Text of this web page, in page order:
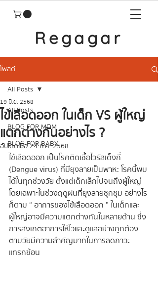
Regagar
โพสต์
All Posts
BLOG FOR MOM
BLOG FOR BABY
All Posts
ไข้เลือดออก ในเด็ก VS ผู้ใหญ่
แตกต่างกันอย่างไร ?
19 มิ.ย. 2568
อัปเดตเมื่อ24 ก.ค. 2568
ไข้เลือดออก เป็นโรคติดเชื้อไวรัสเด็งกี่
(Dengue virus) ที่มียุงลายเป็นพาหะ โรคนี้พบ
ได้ในทุกช่วงวัย ตั้งแต่เด็กเล็กไปจนถึงผู้ใหญ่
โดยเฉพาะในช่วงฤดูฝนที่ยุงลายชุกชุม อย่างไร
ก็ตาม “ อาการของไข้เลือดออก ” ในเด็กและ
ผู้ใหญ่อาจมีความแตกต่างกันในหลายด้าน ซึ่ง
การสังเกตอาการให้ไวและดูแลอย่างถูกต้อง
ตามวัยมีความสำคัญมากในการลดภาวะ
แทรกซ้อน